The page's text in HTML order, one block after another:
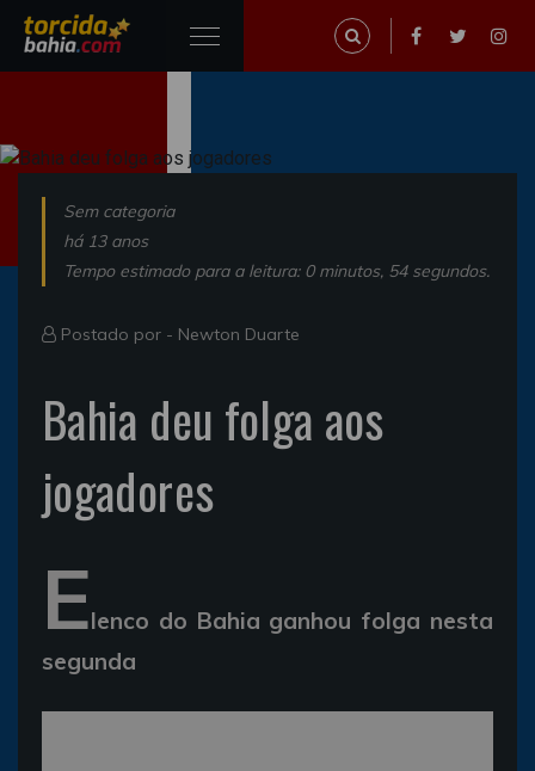
Sem categoria
há 13 anos
Tempo estimado para a leitura: 0 minutos, 54 segundos.
Postado por - Newton Duarte
Bahia deu folga aos
jogadores
Elenco do Bahia ganhou folga nesta
segunda